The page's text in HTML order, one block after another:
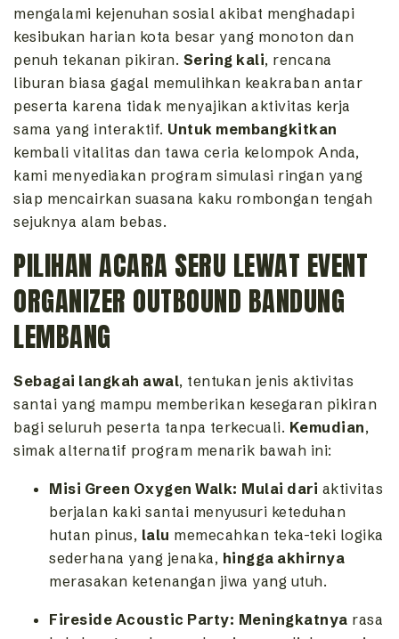
mengalami kejenuhan sosial akibat menghadapi
kesibukan harian kota besar yang monoton dan
penuh tekanan pikiran. Sering kali, rencana
liburan biasa gagal memulihkan keakraban antar
peserta karena tidak menyajikan aktivitas kerja
sama yang interaktif. Untuk membangkitkan
kembali vitalitas dan tawa ceria kelompok Anda,
kami menyediakan program simulasi ringan yang
siap mencairkan suasana kaku rombongan tengah
sejuknya alam bebas.
PILIHAN ACARA SERU LEWAT EVENT
ORGANIZER OUTBOUND BANDUNG
LEMBANG
Sebagai langkah awal, tentukan jenis aktivitas
santai yang mampu memberikan kesegaran pikiran
bagi seluruh peserta tanpa terkecuali. Kemudian,
simak alternatif program menarik bawah ini:
Misi Green Oxygen Walk: Mulai dari aktivitas
berjalan kaki santai menyusuri keteduhan
hutan pinus, lalu memecahkan teka-teki logika
sederhana yang jenaka, hingga akhirnya
merasakan ketenangan jiwa yang utuh.
Fireside Acoustic Party: Meningkatnya rasa